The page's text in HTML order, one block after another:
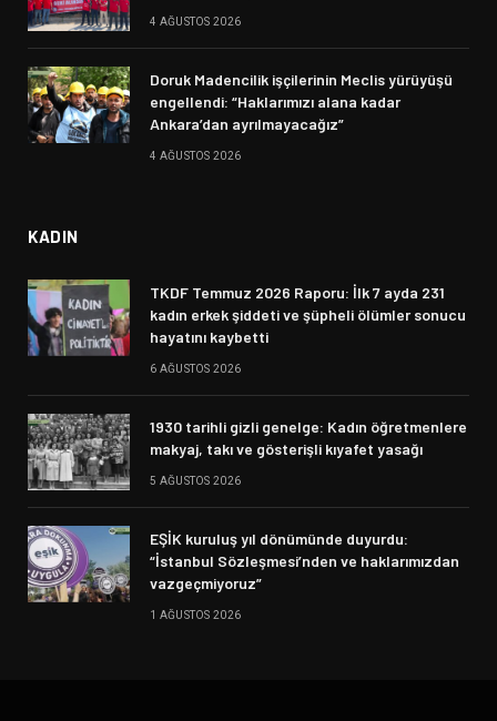
4 AĞUSTOS 2026
Doruk Madencilik işçilerinin Meclis yürüyüşü
engellendi: “Haklarımızı alana kadar
Ankara’dan ayrılmayacağız”
4 AĞUSTOS 2026
KADIN
TKDF Temmuz 2026 Raporu: İlk 7 ayda 231
kadın erkek şiddeti ve şüpheli ölümler sonucu
hayatını kaybetti
6 AĞUSTOS 2026
1930 tarihli gizli genelge: Kadın öğretmenlere
makyaj, takı ve gösterişli kıyafet yasağı
5 AĞUSTOS 2026
EŞİK kuruluş yıl dönümünde duyurdu:
“İstanbul Sözleşmesi’nden ve haklarımızdan
vazgeçmiyoruz”
1 AĞUSTOS 2026